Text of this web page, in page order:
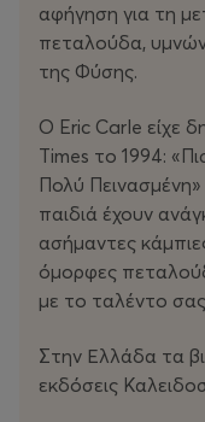
αφήγηση για τη
πεταλούδα,
της Φύσης.
O Eric Carle είχε
Times το 1994:
Πολύ Πεινασμένη»
παιδιά έχουν
ασήμαντες
όμορφες
με το ταλέντο
Στην Ελλάδα τα
εκδόσεις